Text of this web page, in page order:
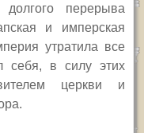
перерыва
и имперская
утратила все
себя, в силу этих
церкви и